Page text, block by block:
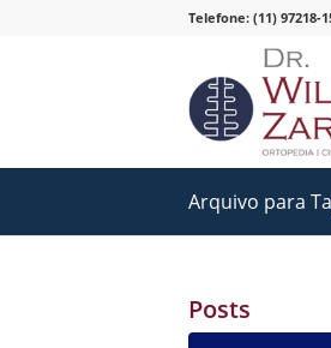
Telefone: (11) 97218-
Arquivo para
Posts